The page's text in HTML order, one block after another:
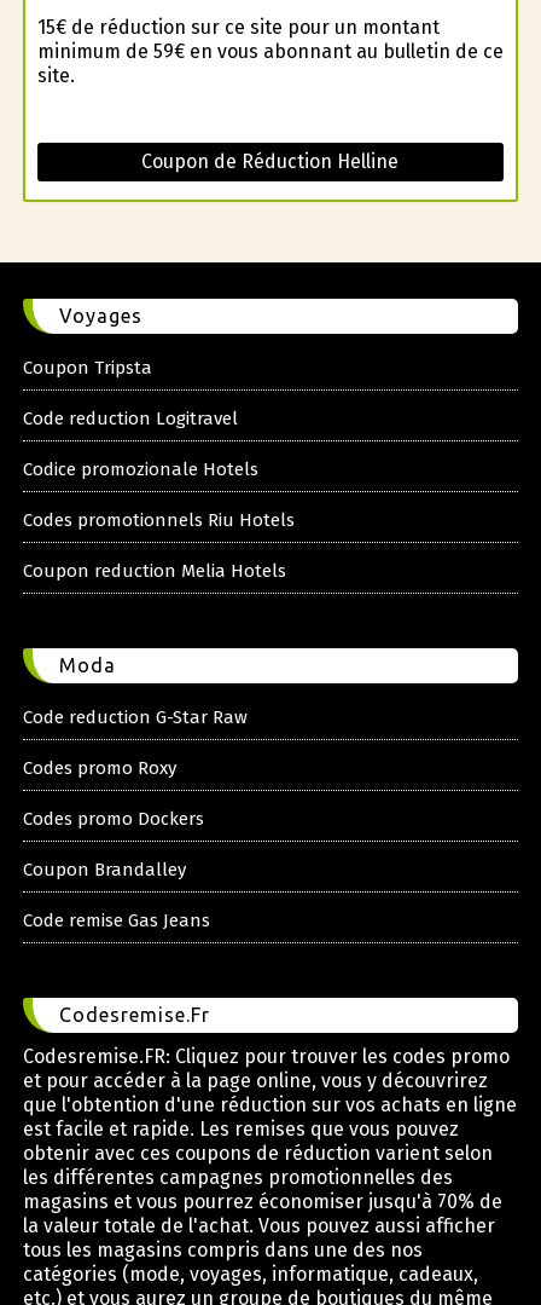
15€ de réduction sur ce site pour un montant
minimum de 59€ en vous abonnant au bulletin de ce
site.
Coupon de Réduction Helline
Voyages
Coupon Tripsta
Code reduction Logitravel
Codice promozionale Hotels
Codes promotionnels Riu Hotels
Coupon reduction Melia Hotels
Moda
Code reduction G-Star Raw
Codes promo Roxy
Codes promo Dockers
Coupon Brandalley
Code remise Gas Jeans
Codesremise.Fr
Codesremise.FR: Cliquez pour trouver les codes promo
et pour accéder à la page online, vous y découvrirez
que l'obtention d'une réduction sur vos achats en ligne
est facile et rapide. Les remises que vous pouvez
obtenir avec ces coupons de réduction varient selon
les différentes campagnes promotionnelles des
magasins et vous pourrez économiser jusqu'à 70% de
la valeur totale de l'achat. Vous pouvez aussi afficher
tous les magasins compris dans une des nos
catégories (mode, voyages, informatique, cadeaux,
etc.) et vous aurez un groupe de boutiques du même